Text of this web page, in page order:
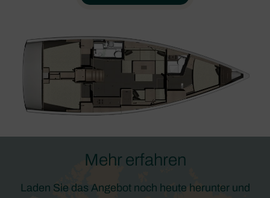
Mehr erfahren
Laden Sie das Angebot noch heute herunter und